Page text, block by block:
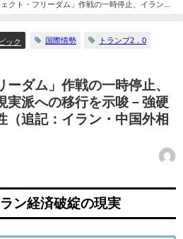
ェクト・フリーダム」作戦の一時停止、イラン参
硬派の軟化を促す可能性（追記：イラン・中国
ック 国際情勢
トランプ2．0
ーダム」作戦の一時停止、
実派への移行を示唆－強硬
（追記：イラン・中国外相
ン経済破綻の現実